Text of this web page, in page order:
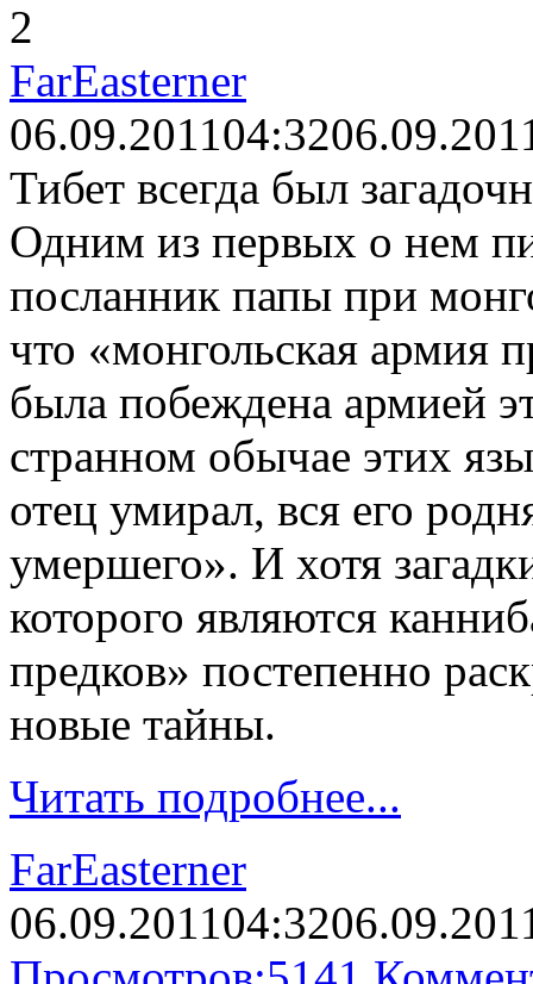
2
FarEasterner
06.09.201104:32
Тибет всегда был
Одним из первых о нем
посланник папы при
что «монгольская армия
была побеждена армией
странном обычае этих
отец умирал, вся его
умершего». И хотя
которого являются
предков» постепенно
новые тайны.
Читать подробнее...
FarEasterner
06.09.201104:32